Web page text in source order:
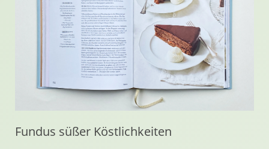
Fundus süßer Köstlichkeiten